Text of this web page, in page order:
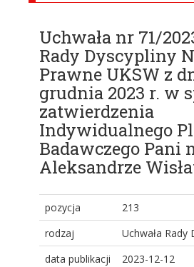
Uchwała nr 71/
Rady Dyscypliny
Prawne UKSW z
grudnia 2023 r. w
zatwierdzenia
Indywidualnego
Badawczego Pani
Aleksandrze
pozycja
213
rodzaj
Uchwała Rady
data publikacji
2023-12-12